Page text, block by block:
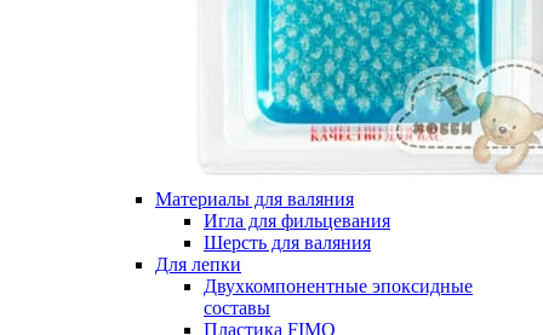
Материалы для валяния
Игла для фильцевания
Шерсть для валяния
Для лепки
Двухкомпонентные эпоксидные
составы
Пластика FIMO